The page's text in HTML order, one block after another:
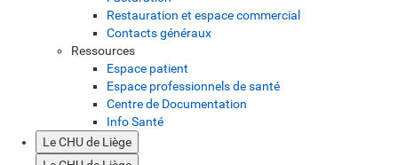
Restauration et espace commercial
Contacts généraux
Ressources
Espace patient
Espace professionnels de santé
Centre de Documentation
Info Santé
Le CHU de Liège